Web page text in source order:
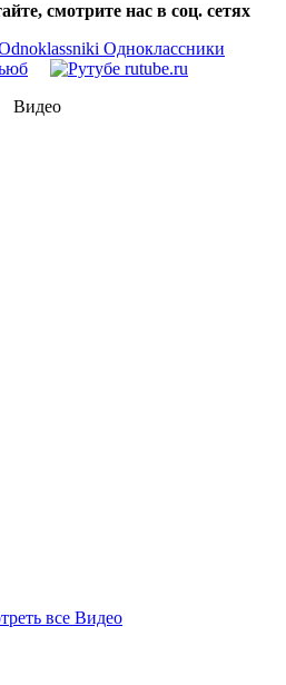
смотрите нас в соц. сетях
Видео
все Видео